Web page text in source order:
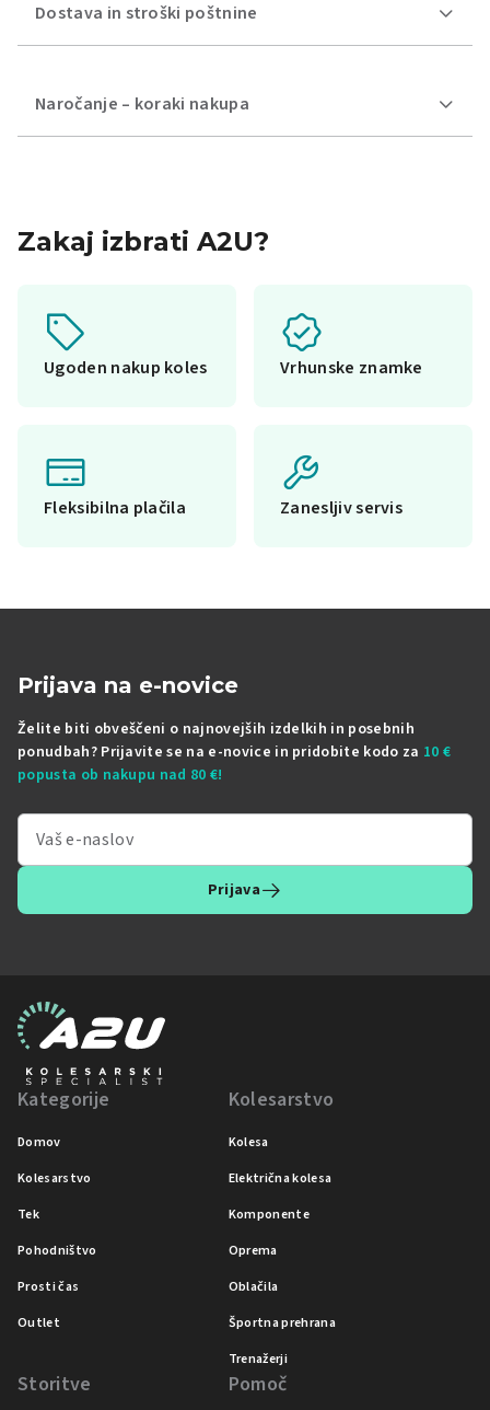
Dostava in stroški poštnine
Naročanje – koraki nakupa
Zakaj izbrati A2U?
Ugoden nakup koles Vrhunske znamke
Fleksibilna plačila Zanesljiv servis
Prijava na e-novice
Želite biti obveščeni o najnovejših izdelkih in posebnih
ponudbah? Prijavite se na e-novice in pridobite kodo za 10 €
popusta ob nakupu nad 80 €!
Prijava
Kategorije
Domov
Kolesarstvo
Tek
Pohodništvo
Prosti čas
Outlet
Kolesarstvo
Kolesa
Električna kolesa
Komponente
Oprema
Oblačila
Športna prehrana
Trenažerji
Storitve Pomoč